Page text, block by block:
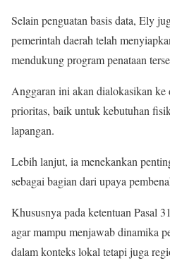
Selain penguatan basis data, Ely
pemerintah daerah telah
mendukung program penataan
Anggaran ini akan dialokasikan ke
prioritas, baik untuk kebutuhan
lapangan.
Lebih lanjut, ia menekankan
sebagai bagian dari upaya
Khususnya pada ketentuan Pasal
agar mampu menjawab dinamika
dalam konteks lokal tetapi juga